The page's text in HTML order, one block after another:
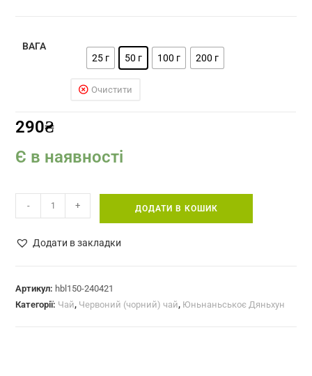
ВАГА
25 г
50 г 100 г 200 г
Очистити
290₴
Є в наявності
Бі
Ло
(чорний)
чай
- + ДОДАТИ В КОШИК
Додати в закладки
Артикул: hbl150-240421
Категорії: Чай, Червоний (чорний) чай, Юньнаньськоє Дяньхун